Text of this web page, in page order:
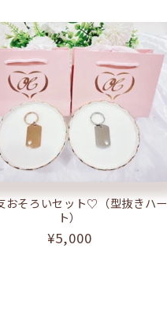
おそろいセット♡（型抜きハー
ト）
通
¥5,000